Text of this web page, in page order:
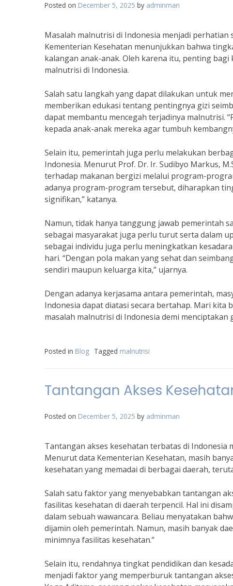
Posted on December 5, 2025 by adminman
Masalah malnutrisi di Indonesia menjadi
Kementerian Kesehatan menunjukkan bahwa
kalangan anak-anak. Oleh karena itu, penting
malnutrisi di Indonesia.
Salah satu langkah yang dapat dilakukan untuk
memberikan edukasi tentang pentingnya gizi
dapat membantu mencegah terjadinya malnutrisi.
kepada anak-anak mereka agar tumbuh
Selain itu, pemerintah juga perlu melakukan
Indonesia. Menurut Prof. Dr. Ir. Sudibyo Markus,
terhadap makanan bergizi melalui program-
adanya program-program tersebut, diharapkan
signifikan,” katanya.
Namun, tidak hanya tanggung jawab pemerintah
sebagai masyarakat juga perlu turut serta dalam
sebagai individu juga perlu meningkatkan
hari. “Dengan pola makan yang sehat dan
sendiri maupun keluarga kita,” ujarnya.
Dengan adanya kerjasama antara pemerintah,
Indonesia dapat diatasi secara bertahap. Mari kita
masalah malnutrisi di Indonesia demi
Posted in Blog Tagged malnutrisi
Tantangan Akses
Posted on December 5, 2025 by adminman
Tantangan akses kesehatan terbatas di Indonesia
Menurut data Kementerian Kesehatan, masih
kesehatan yang memadai di berbagai daerah,
Salah satu faktor yang menyebabkan tantangan
fasilitas kesehatan di daerah terpencil. Hal ini
dalam sebuah wawancara. Beliau menyatakan
dijamin oleh pemerintah. Namun, masih banyak
minimnya fasilitas kesehatan.”
Selain itu, rendahnya tingkat pendidikan dan
menjadi faktor yang memperburuk tantangan